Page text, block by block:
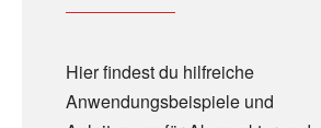
Hier findest du hilfreiche
Anwendungsbeispiele und